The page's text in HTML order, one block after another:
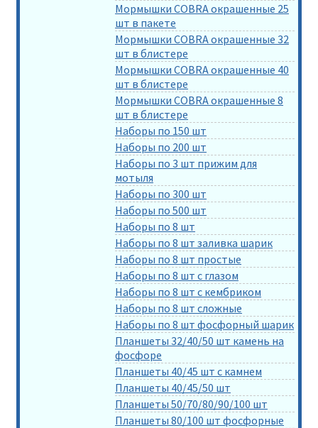
Мормышки COBRA окрашенные 25
шт в пакете
Мормышки COBRA окрашенные 32
шт в блистере
Мормышки COBRA окрашенные 40
шт в блистере
Мормышки COBRA окрашенные 8
шт в блистере
Наборы по 150 шт
Наборы по 200 шт
Наборы по 3 шт прижим для
мотыля
Наборы по 300 шт
Наборы по 500 шт
Наборы по 8 шт
Наборы по 8 шт заливка шарик
Наборы по 8 шт простые
Наборы по 8 шт с глазом
Наборы по 8 шт с кембриком
Наборы по 8 шт сложные
Наборы по 8 шт фосфорный шарик
Планшеты 32/40/50 шт камень на
фосфоре
Планшеты 40/45 шт с камнем
Планшеты 40/45/50 шт
Планшеты 50/70/80/90/100 шт
Планшеты 80/100 шт фосфорные